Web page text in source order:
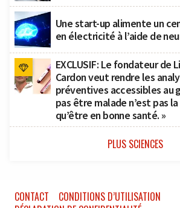
Une start-up alimente un
en électricité à l’aide de
EXCLUSIF: Le fondateur de
Cardon veut rendre les
préventives accessibles au
pas être malade n’est pas
qu’être en bonne santé. »
PLUS SCIENCES
CONTACT
CONDITIONS D’UTILISATION